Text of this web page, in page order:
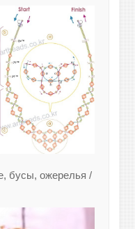
бусы, ожерелья /